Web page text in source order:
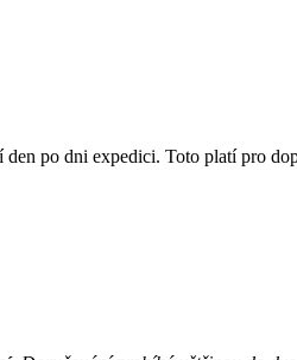
po dni expedici. Toto platí pro